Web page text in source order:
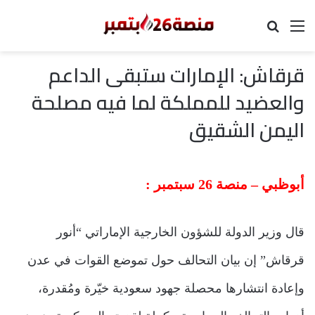
القائمة
قرقاش: الإمارات ستبقى الداعم
والعضيد للمملكة لما فيه مصلحة
اليمن الشقيق
أبوظبي – منصة 26 سبتمبر :
قال وزير الدولة للشؤون الخارجية الإماراتي “أنور
قرقاش” إن بيان التحالف حول تموضع القوات في عدن
وإعادة انتشارها محصلة جهود سعودية خيّرة ومُقدرة،